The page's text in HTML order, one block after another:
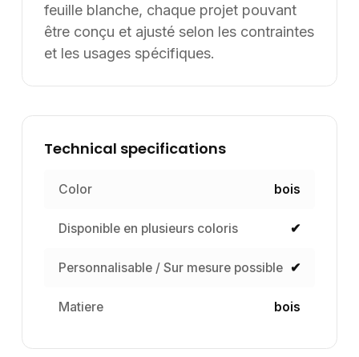
feuille blanche, chaque projet pouvant
être conçu et ajusté selon les contraintes
et les usages spécifiques.
Technical specifications
Color bois
Disponible en plusieurs coloris ✔
Personnalisable / Sur mesure possible ✔
Matiere bois